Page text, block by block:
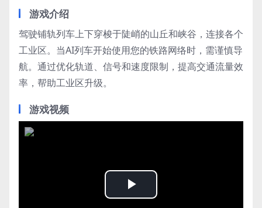
游戏介绍
驾驶铺轨列车上下穿梭于陡峭的山丘和峡谷，连接各个
工业区。当AI列车开始使用您的铁路网络时，需谨慎导
航。通过优化轨道、信号和速度限制，提高交通流量效
率，帮助工业区升级。
游戏视频
Play